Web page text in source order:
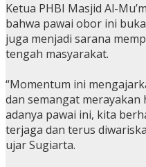
Ketua PHBI Masjid Al-
bahwa pawai obor ini
juga menjadi sarana
tengah masyarakat.
“Momentum ini
dan semangat
adanya pawai ini, kita
terjaga dan terus
ujar Sugiarta.